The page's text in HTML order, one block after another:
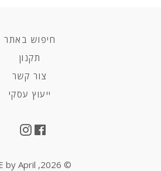
חיפוש באתר
תקנון
צור קשר
ייעוץ עסקי
Facebook
© 2026,
by April